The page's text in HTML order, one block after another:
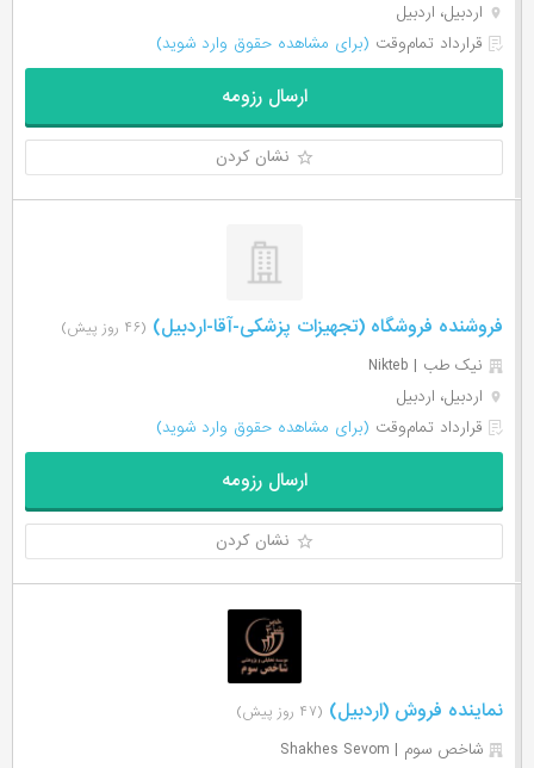
اردبیل، اردبیل
قرارداد تمام‌وقت (برای مشاهده حقوق وارد شوید)
ارسال رزومه
نشان کردن
فروشنده فروشگاه (تجهیزات پزشکی-آقا-اردبیل) (۴۶ روز پیش)
نیک طب | Nikteb
اردبیل، اردبیل
قرارداد تمام‌وقت (برای مشاهده حقوق وارد شوید)
ارسال رزومه
نشان کردن
نماینده فروش (اردبیل) (۴۷ روز پیش)
شاخص سوم | Shakhes Sevom